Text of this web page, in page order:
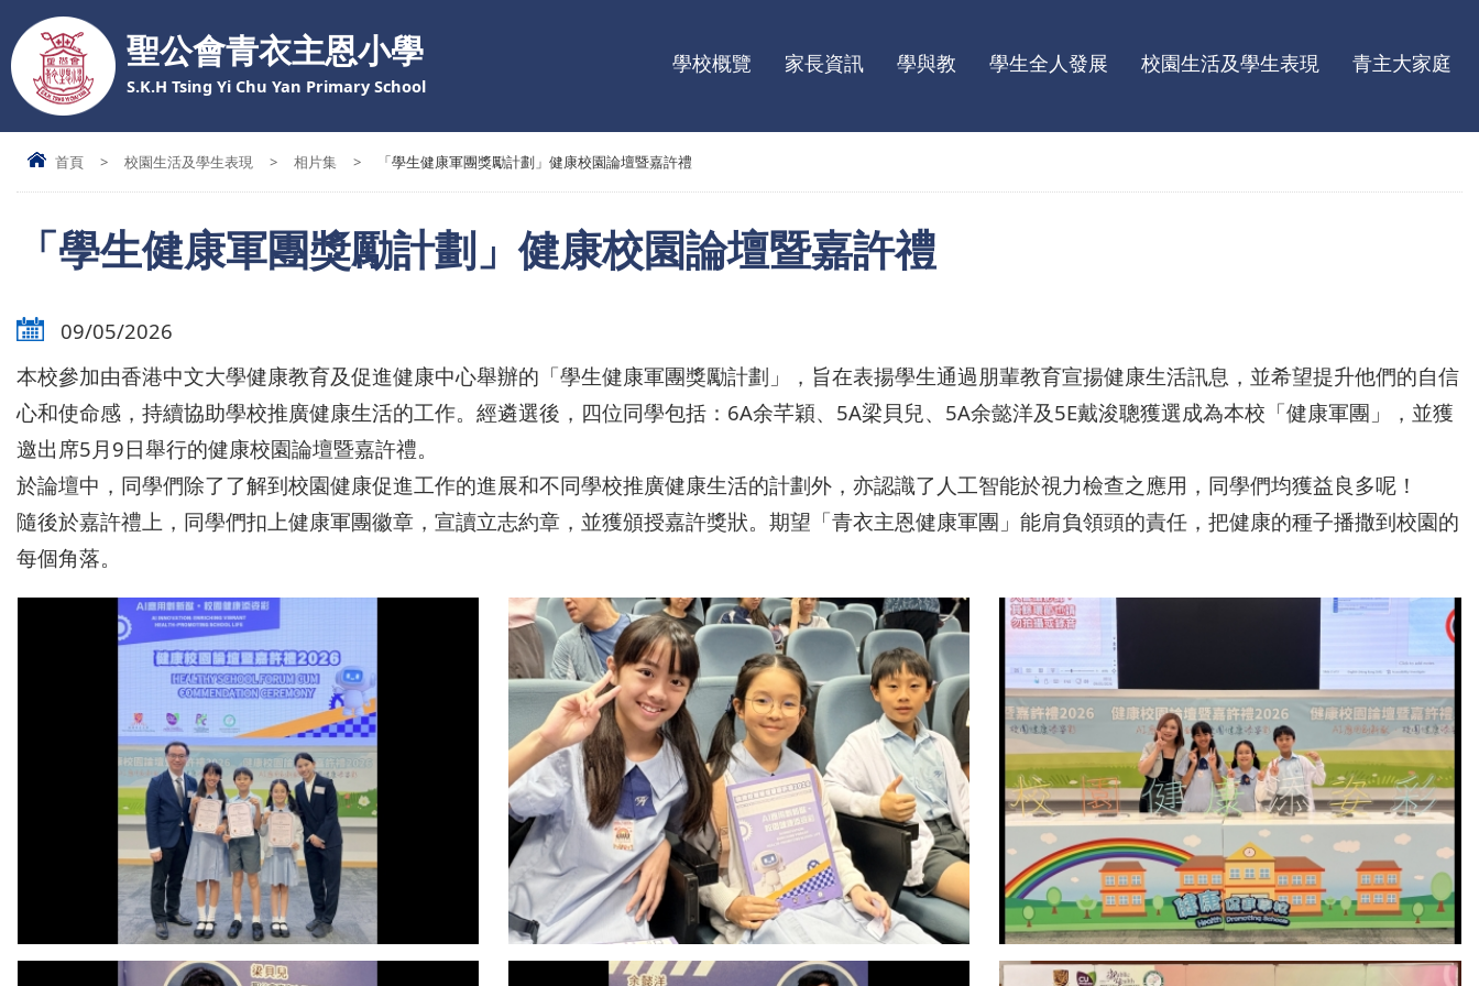
聖公會青衣主恩小學
S.K.H Tsing Yi Chu Yan Primary School
學校概覽 家長資訊 學與教 學生全人發展 校園生活及學生表現 青主大家庭
首頁 > 校園生活及學生表現 > 相片集 > 「學生健康軍團獎勵計劃」健康校園論壇暨嘉許禮
「學生健康軍團獎勵計劃」健康校園論壇暨嘉許禮
09/05/2026
本校參加由香港中文大學健康教育及促進健康中心舉辦的「學生健康軍團獎勵計劃」，旨在表揚學生通過朋輩教育宣揚健康生活訊息，並希望提升他們的自信
心和使命感，持續協助學校推廣健康生活的工作。經遴選後，四位同學包括：6A余芊穎、5A梁貝兒、5A余懿洋及5E戴浚聰獲選成為本校「健康軍團」，並獲
邀出席5月9日舉行的健康校園論壇暨嘉許禮。
於論壇中，同學們除了了解到校園健康促進工作的進展和不同學校推廣健康生活的計劃外，亦認識了人工智能於視力檢查之應用，同學們均獲益良多呢！
隨後於嘉許禮上，同學們扣上健康軍團徽章，宣讀立志約章，並獲頒授嘉許獎狀。期望「青衣主恩健康軍團」能肩負領頭的責任，把健康的種子播撒到校園的
每個角落。